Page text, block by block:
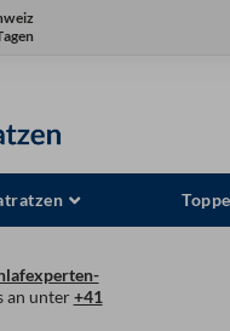
an unter+41